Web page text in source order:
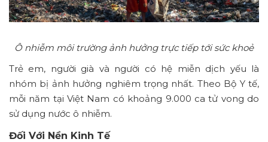
Ô nhiễm môi trường ảnh hưởng trực tiếp tới sức khoẻ
Trẻ em, người già và người có hệ miễn dịch yếu là
nhóm bị ảnh hưởng nghiêm trọng nhất. Theo Bộ Y tế,
mỗi năm tại Việt Nam có khoảng 9.000 ca tử vong do
sử dụng nước ô nhiễm.
Đối Với Nền Kinh Tế